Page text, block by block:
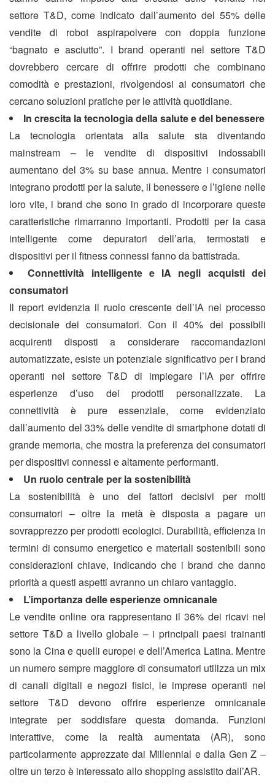
settore T&D, come indicato dall’aumento del 55% delle
vendite di robot aspirapolvere con doppia funzione
“bagnato e asciutto”. I brand operanti nel settore T&D
dovrebbero cercare di offrire prodotti che combinano
comodità e prestazioni, rivolgendosi ai consumatori che
cercano soluzioni pratiche per le attività quotidiane.
In crescita la tecnologia della salute e del benessere
La tecnologia orientata alla salute sta diventando
mainstream – le vendite di dispositivi indossabili
aumentano del 3% su base annua. Mentre i consumatori
integrano prodotti per la salute, il benessere e l’igiene nelle
loro vite, i brand che sono in grado di incorporare queste
caratteristiche rimarranno importanti. Prodotti per la casa
intelligente come depuratori dell’aria, termostati e
dispositivi per il fitness connessi fanno da battistrada.
Connettività intelligente e IA negli acquisti dei
consumatori
Il report evidenzia il ruolo crescente dell’IA nel processo
decisionale dei consumatori. Con il 40% dei possibili
acquirenti disposti a considerare raccomandazioni
automatizzate, esiste un potenziale significativo per i brand
operanti nel settore T&D di impiegare l’IA per offrire
esperienze d’uso dei prodotti personalizzate. La
connettività è pure essenziale, come evidenziato
dall’aumento del 33% delle vendite di smartphone dotati di
grande memoria, che mostra la preferenza dei consumatori
per dispositivi connessi e altamente performanti.
Un ruolo centrale per la sostenibilità
La sostenibilità è uno dei fattori decisivi per molti
consumatori – oltre la metà è disposta a pagare un
sovrapprezzo per prodotti ecologici. Durabilità, efficienza in
termini di consumo energetico e materiali sostenibili sono
considerazioni chiave, indicando che i brand che danno
priorità a questi aspetti avranno un chiaro vantaggio.
L’importanza delle esperienze omnicanale
Le vendite online ora rappresentano il 36% dei ricavi nel
settore T&D a livello globale – i principali paesi trainanti
sono la Cina e quelli europei e dell’America Latina. Mentre
un numero sempre maggiore di consumatori utilizza un mix
di canali digitali e negozi fisici, le imprese operanti nel
settore T&D devono offrire esperienze omnicanale
integrate per soddisfare questa domanda. Funzioni
interattive, come la realtà aumentata (AR), sono
particolarmente apprezzate dai Millennial e dalla Gen Z –
oltre un terzo è interessato allo shopping assistito dall’AR.